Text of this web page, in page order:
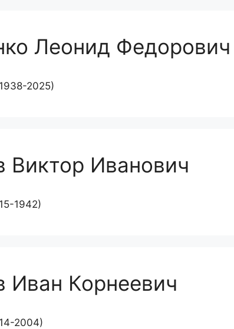
Леонид Федорович
2025)
Виктор Иванович
1942)
Иван Корнеевич
2004)